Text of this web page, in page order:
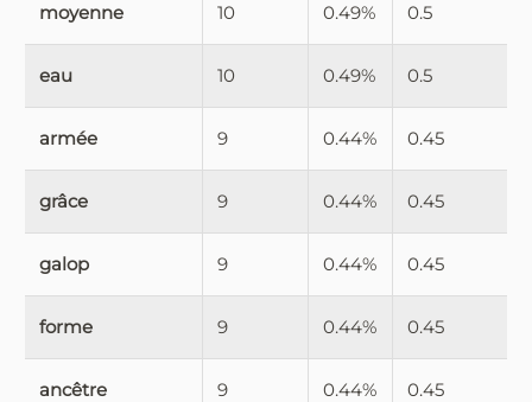
moyenne 10 0.49% 0.5
eau 10 0.49% 0.5
armée 9 0.44% 0.45
grâce 9 0.44% 0.45
galop 9 0.44% 0.45
forme 9 0.44% 0.45
ancêtre 9 0.44% 0.45